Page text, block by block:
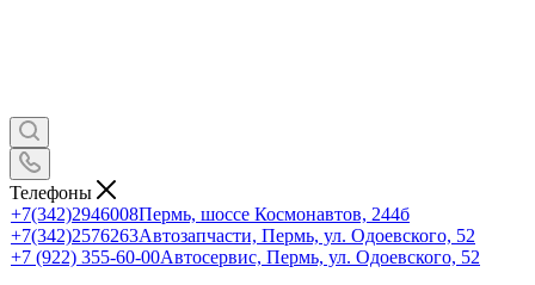
Телефоны
+7(342)2946008Пермь, шоссе Космонавтов, 244б
+7(342)2576263Автозапчасти, Пермь, ул. Одоевского, 52
+7 (922) 355-60-00Автосервис, Пермь, ул. Одоевского, 52